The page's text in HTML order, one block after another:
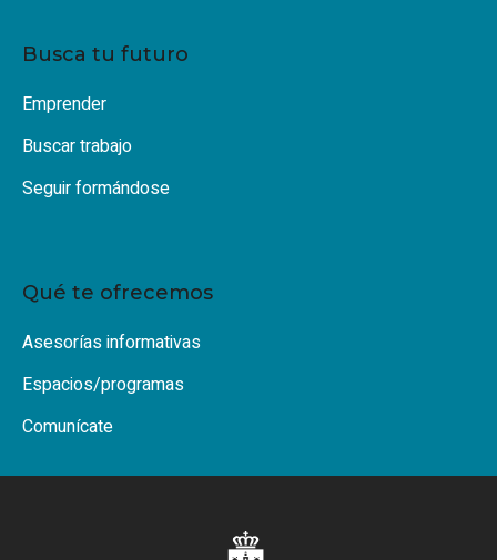
Busca tu futuro
Emprender
Buscar trabajo
Seguir formándose
Qué te ofrecemos
Asesorías informativas
Espacios/programas
Comunícate